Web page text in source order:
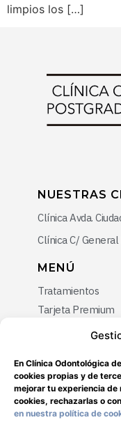
En Clínica Odontológica
cookies propias y de
mejorar tu experiencia
cookies, rechazarlas o
en nuestra política de
limpios los […]
NUESTRAS
Clínica Avda.
Clínica C/ General
MENÚ
Tratamientos
Tarjeta Premium
Promociones
Contacto
NEWSLETTER